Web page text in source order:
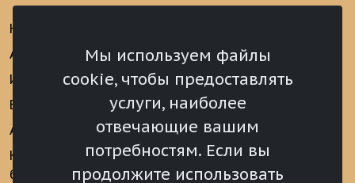
Мы используем файлы
cookie, чтобы предоставлять
услуги, наиболее
отвечающие вашим
потребностям. Если вы
продолжите использовать
Новости
Анонсы
Интервью
Видеоматериалы
Аккредитация
Конкурс «Хрустальный
барс»
аналитические
материалы
Реализация Послания
Президента РФ
Федеральному
Собранию РФ
Местное